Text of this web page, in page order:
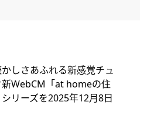
しさあふれる新感覚チュ
WebCM「at homeの住
リーズを2025年12月8日